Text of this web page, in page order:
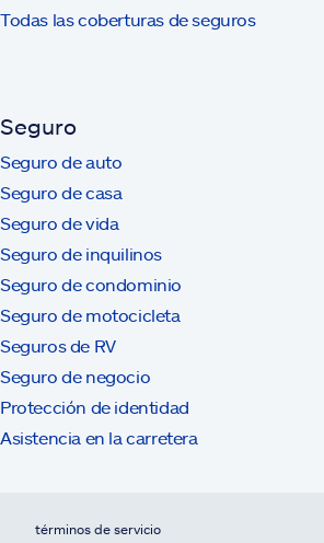
Todas las coberturas de seguros
Seguro
Seguro de auto
Seguro de casa
Seguro de vida
Seguro de inquilinos
Seguro de condominio
Seguro de motocicleta
Seguros de RV
Seguro de negocio
Protección de identidad
Asistencia en la carretera
términos de servicio